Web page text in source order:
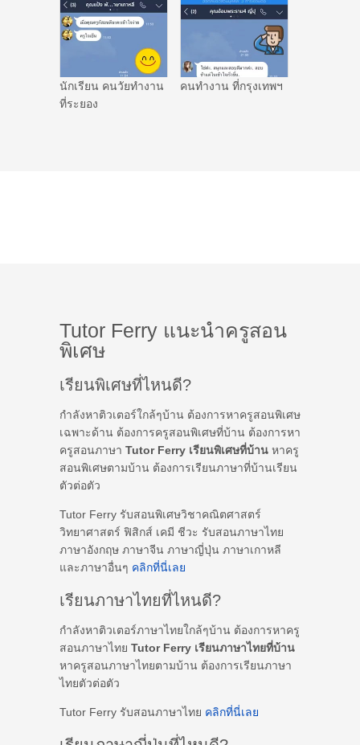
นักเรียน คนวัยทำงาน
ที่ระยอง
คนทำงาน ที่กรุงเทพฯ
Tutor Ferry แนะนำครูสอน
พิเศษ
เรียนพิเศษที่ไหนดี?
กำลังหาติวเตอร์ใกล้ๆบ้าน ต้องการหาครูสอนพิเศษ
เฉพาะด้าน ต้องการครูสอนพิเศษที่บ้าน ต้องการหา
ครูสอนภาษา Tutor Ferry เรียนพิเศษที่บ้าน หาครู
สอนพิเศษตามบ้าน ต้องการเรียนภาษาที่บ้านเรียน
ตัวต่อตัว
Tutor Ferry รับสอนพิเศษวิชาคณิตศาสตร์
วิทยาศาสตร์ ฟิสิกส์ เคมี ชีวะ รับสอนภาษาไทย
ภาษาอังกฤษ ภาษาจีน ภาษาญี่ปุ่น ภาษาเกาหลี
และภาษาอื่นๆ คลิกที่นี่เลย
เรียนภาษาไทยที่ไหนดี?
กำลังหาติวเตอร์ภาษาไทยใกล้ๆบ้าน ต้องการหาครู
สอนภาษาไทย Tutor Ferry เรียนภาษาไทยที่บ้าน
หาครูสอนภาษาไทยตามบ้าน ต้องการเรียนภาษา
ไทยตัวต่อตัว
Tutor Ferry รับสอนภาษาไทย คลิกที่นี่เลย